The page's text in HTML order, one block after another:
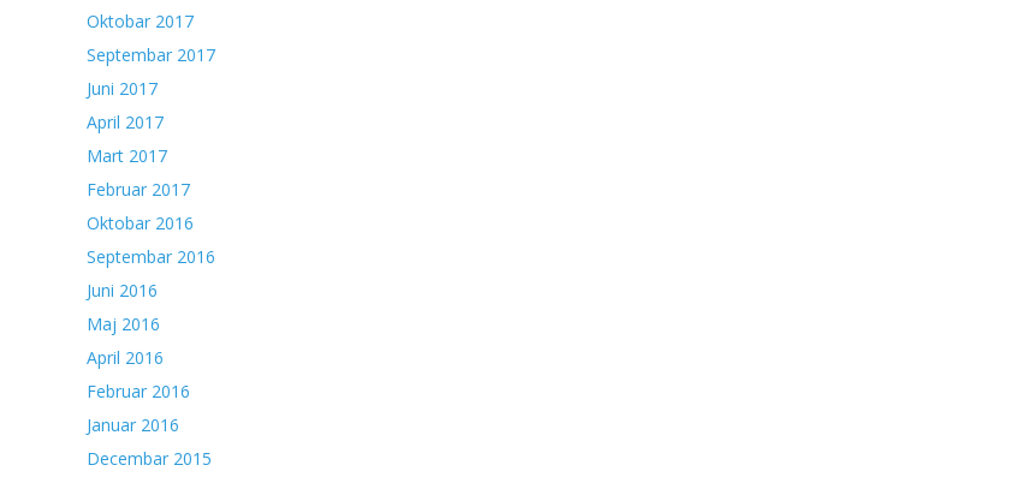
Oktobar 2017
Septembar 2017
Juni 2017
April 2017
Mart 2017
Februar 2017
Oktobar 2016
Septembar 2016
Juni 2016
Maj 2016
April 2016
Februar 2016
Januar 2016
Decembar 2015